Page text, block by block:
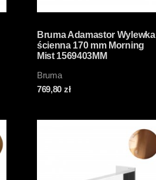
Bruma Adamastor Wylewka
ścienna 170 mm Morning
Mist 1569403MM
Bruma
769,80 zł